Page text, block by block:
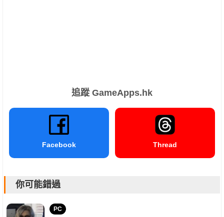
追蹤 GameApps.hk
Facebook Thread
你可能錯過
PC